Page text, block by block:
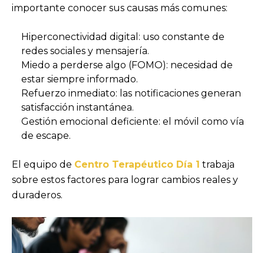
importante conocer sus causas más comunes:
Hiperconectividad digital: uso constante de
redes sociales y mensajería.
Miedo a perderse algo (FOMO): necesidad de
estar siempre informado.
Refuerzo inmediato: las notificaciones generan
satisfacción instantánea.
Gestión emocional deficiente: el móvil como vía
de escape.
El equipo de Centro Terapéutico Día 1 trabaja
sobre estos factores para lograr cambios reales y
duraderos.